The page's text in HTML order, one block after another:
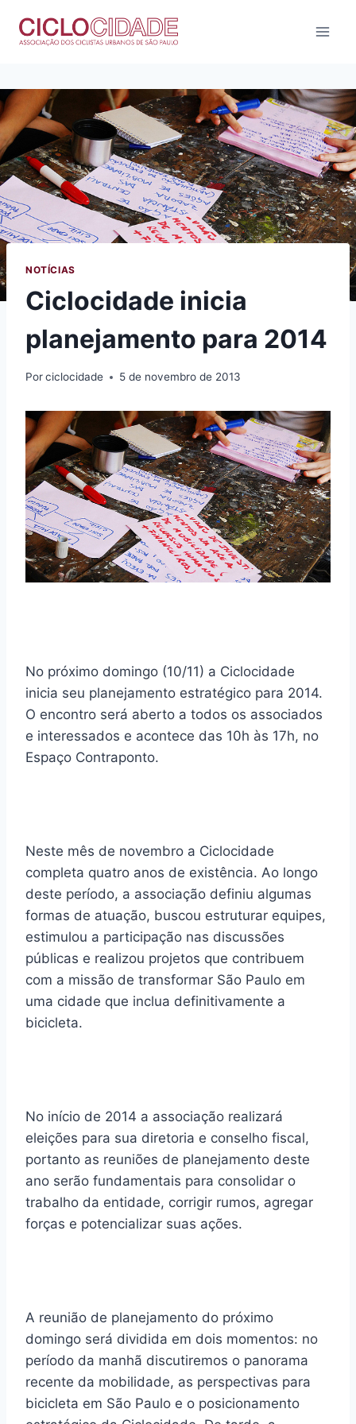
para
NOTÍCIAS
Ciclocidade inicia
planejamento para 2014
Porciclocidade 5 de novembro de 2013
No próximo domingo (10/11) a Ciclocidade
inicia seu planejamento estratégico para 2014.
O encontro será aberto a todos os associados
e interessados e acontece das 10h às 17h, no
Espaço Contraponto.
Neste mês de novembro a Ciclocidade
completa quatro anos de existência. Ao longo
deste período, a associação definiu algumas
formas de atuação, buscou estruturar equipes,
estimulou a participação nas discussões
públicas e realizou projetos que contribuem
com a missão de transformar São Paulo em
uma cidade que inclua definitivamente a
bicicleta.
No início de 2014 a associação realizará
eleições para sua diretoria e conselho fiscal,
portanto as reuniões de planejamento deste
ano serão fundamentais para consolidar o
trabalho da entidade, corrigir rumos, agregar
forças e potencializar suas ações.
A reunião de planejamento do próximo
domingo será dividida em dois momentos: no
período da manhã discutiremos o panorama
recente da mobilidade, as perspectivas para
bicicleta em São Paulo e o posicionamento